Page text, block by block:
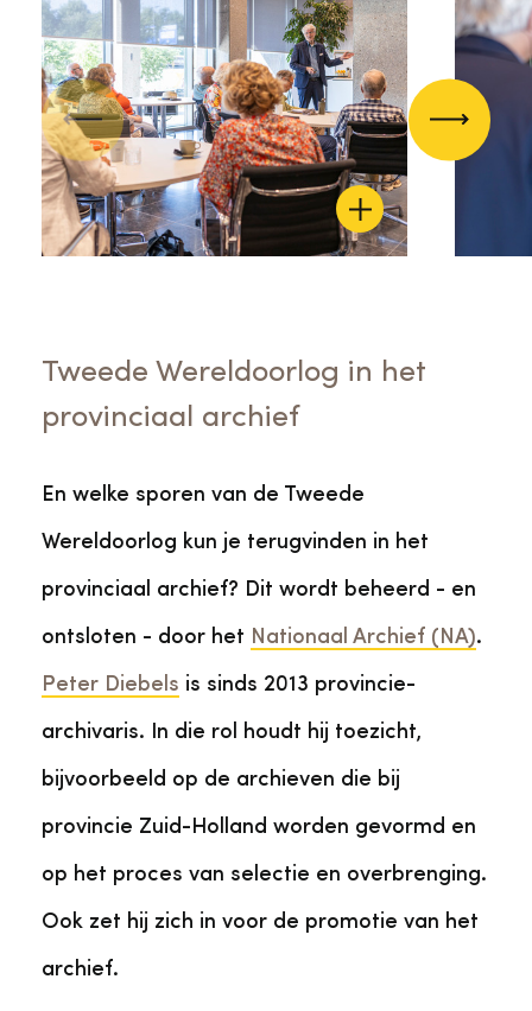
Vorige
Tweede Wereldoorlog in het
provinciaal archief
En welke sporen van de Tweede
Wereldoorlog kun je terugvinden in het
provinciaal archief? Dit wordt beheerd - en
ontsloten - door het Nationaal Archief (NA).
Peter Diebels is sinds 2013 provincie-
archivaris. In die rol houdt hij toezicht,
bijvoorbeeld op de archieven die bij
provincie Zuid-Holland worden gevormd en
op het proces van selectie en overbrenging.
Ook zet hij zich in voor de promotie van het
archief.